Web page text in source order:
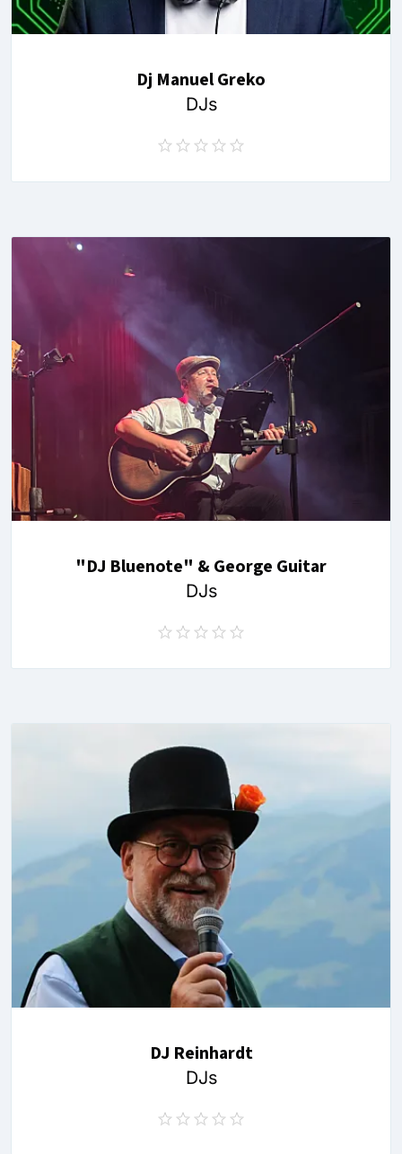
Dj Manuel Greko
DJs
"DJ Bluenote" & George Guitar
DJs
DJ Reinhardt
DJs